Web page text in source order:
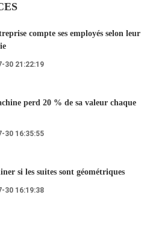
compte ses employés selon leur
30 21:22:19
perd 20 % de sa valeur chaque
30 16:35:55
si les suites sont géométriques
30 16:19:38